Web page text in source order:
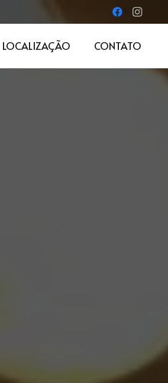
LOCALIZAÇÃO CONTATO